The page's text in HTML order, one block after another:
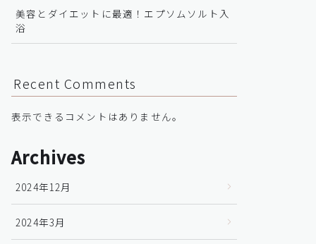
美容とダイエットに最適！エプソムソルト入
浴
Recent Comments
表示できるコメントはありません。
Archives
2024年12月
2024年3月